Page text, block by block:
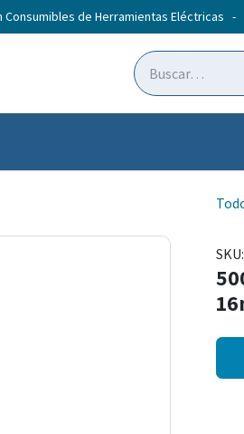
Consumibles de Herramientas Eléctricas -
SKU: